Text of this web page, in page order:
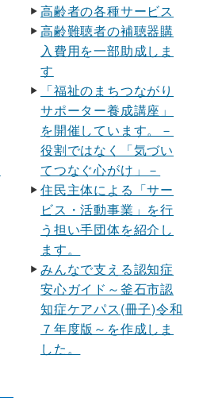
高齢者の各種サービス
高齢難聴者の補聴器購
入費用を一部助成しま
す
「福祉のまちつながり
サポーター養成講座」
を開催しています。－
役割ではなく「気づい
てつなぐ心がけ」－
住民主体による「サー
ビス・活動事業」を行
う担い手団体を紹介し
ます。
みんなで支える認知症
安心ガイド～釜石市認
知症ケアパス(冊子)令和
７年度版～を作成しま
した。